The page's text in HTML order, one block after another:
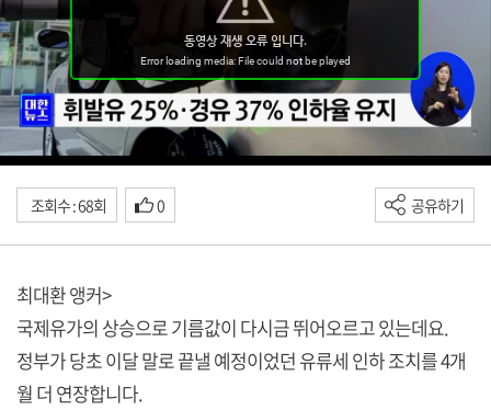
조회수 : 68회 0 공유하기
최대환 앵커>
국제유가의 상승으로 기름값이 다시금 뛰어오르고 있는데요.
정부가 당초 이달 말로 끝낼 예정이었던 유류세 인하 조치를 4개
월 더 연장합니다.